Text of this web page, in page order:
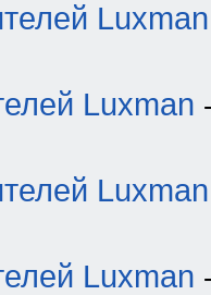
Luxman
Luxman
Luxman
Luxman